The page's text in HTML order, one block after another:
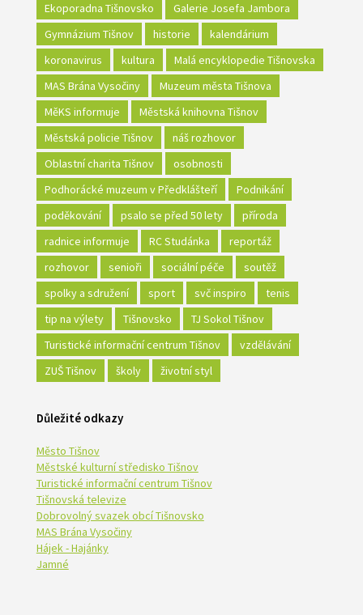
Ekoporadna Tišnovsko
Galerie Josefa Jambora
Gymnázium Tišnov
historie
kalendárium
koronavirus
kultura
Malá encyklopedie Tišnovska
MAS Brána Vysočiny
Muzeum města Tišnova
MěKS informuje
Městská knihovna Tišnov
Městská policie Tišnov
náš rozhovor
Oblastní charita Tišnov
osobnosti
Podhorácké muzeum v Předklášteří
Podnikání
poděkování
psalo se před 50 lety
příroda
radnice informuje
RC Studánka
reportáž
rozhovor
senioři sociální péče
soutěž
spolky a sdružení
sport svč inspiro
tenis
tip na výlety
Tišnovsko
TJ Sokol Tišnov
Turistické informační centrum Tišnov
vzdělávání
ZUŠ Tišnov
školy životní styl
Důležité odkazy
Město Tišnov
Městské kulturní středisko Tišnov
Turistické informační centrum Tišnov
Tišnovská televize
Dobrovolný svazek obcí Tišnovsko
MAS Brána Vysočiny
Hájek - Hajánky
Jamné